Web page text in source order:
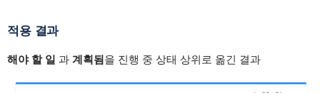
적용 결과
해야 할 일 과 계획됨을 진행 중 상태 상위로 옮긴 결과